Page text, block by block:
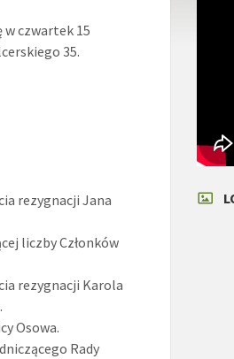
w czwartek 15
35.
rezygnacji Jana
liczby Członków
rezygnacji Karola
Osowa.
Rady